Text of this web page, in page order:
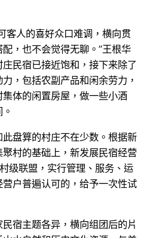
客人的喜好众口难调，横向贯
，也不会觉得无聊。”王根华
民宿已接近饱和，接下来除了
，包括农副产品和闲余劳力，
体的闲置房屋，做一些小酒
盘算的村庄不在少数。根据新
村的基础上，新发展民宿经营
级联盟，实行管理、服务、运
户普遍认可的，给予一次性试
宿主题各异，横向组团后的片